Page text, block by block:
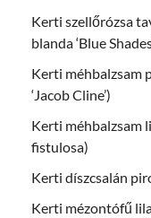
Kerti szellőrózsa
blanda ‘Blue
Kerti méhbalzsam
‘Jacob Cline’)
Kerti méhbalzsam
fistulosa)
Kerti díszcsalán
Kerti mézontófű